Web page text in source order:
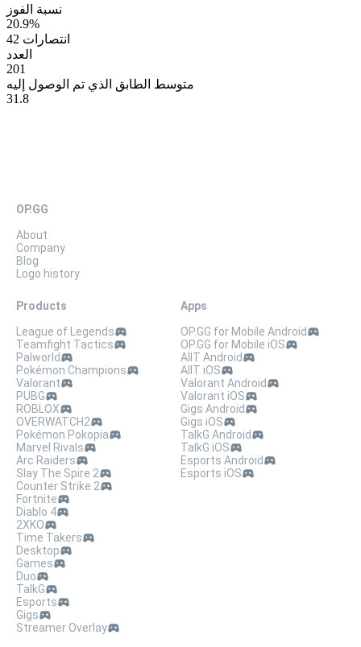
نسبة الفوز
20.9%
42 انتصارات
العدد
201
متوسط الطابق الذي تم الوصول إليه
31.8
OP.GG
About
Company
Blog
Logo history
Products
League of Legends
Teamfight Tactics
Palworld
Pokémon Champions
Valorant
PUBG
ROBLOX
OVERWATCH2
Pokémon Pokopia
Marvel Rivals
Arc Raiders
Slay The Spire 2
Counter Strike 2
Fortnite
Diablo 4
2XKO
Time Takers
Desktop
Games
Duo
TalkG
Esports
Gigs
Streamer Overlay
Apps
OP.GG for Mobile Android
OP.GG for Mobile iOS
AllT Android
AllT iOS
Valorant Android
Valorant iOS
Gigs Android
Gigs iOS
TalkG Android
TalkG iOS
Esports Android
Esports iOS